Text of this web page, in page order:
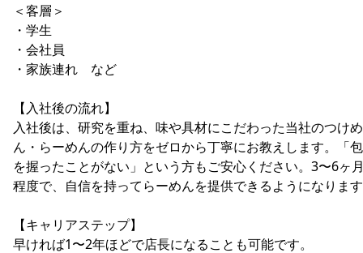
＜客層＞
・学生
・会社員
・家族連れ など
【入社後の流れ】
入社後は、研究を重ね、味や具材にこだわった当社のつけめ
ん・らーめんの作り方をゼロから丁寧にお教えします。「
を握ったことがない」という方もご安心ください。3〜6ヶ
程度で、自信を持ってらーめんを提供できるようになりま
【キャリアステップ】
早ければ1〜2年ほどで店長になることも可能です。